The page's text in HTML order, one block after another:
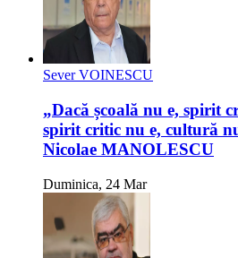
Sever VOINESCU
„Dacă școală nu e, spirit
spirit critic nu e, cultură
Nicolae MANOLESCU
Duminica, 24 Mar